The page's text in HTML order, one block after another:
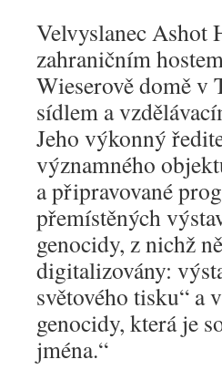
Velvyslanec
zahraničním
Wieserově domě v
sídlem a
Jeho výkonný
významného
a připravované
přemístěných
genocidy, z nichž
digitalizovány:
světového tisku“ a
genocidy, která je
jména.“